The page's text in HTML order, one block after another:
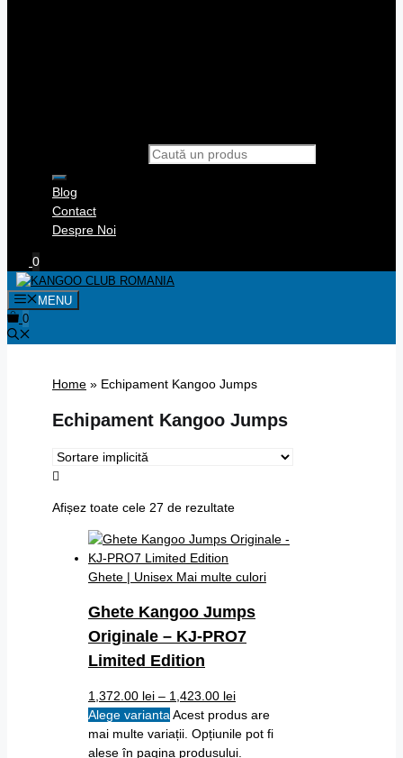
Blog
Contact
Despre Noi
0
MENU
0
Home » Echipament Kangoo Jumps
Echipament Kangoo Jumps
Afișez toate cele 27 de rezultate
Ghete | Unisex Mai multe culori
Ghete Kangoo Jumps
Originale – KJ-PRO7
Limited Edition
1,372.00 lei – 1,423.00 lei
Alege varianta Acest produs are
mai multe variații. Opțiunile pot fi
alese în pagina produsului.